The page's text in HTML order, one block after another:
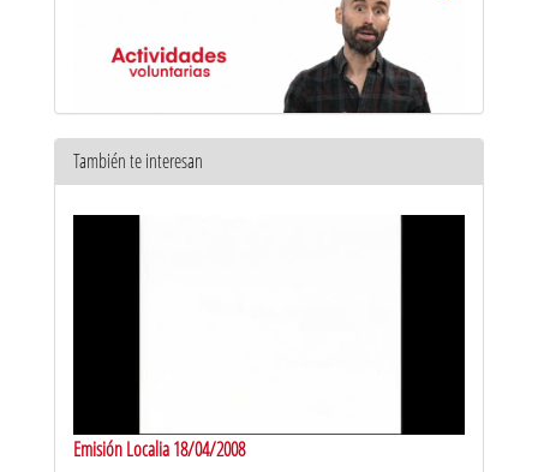
También te interesan
Emisión Localia 18/04/2008